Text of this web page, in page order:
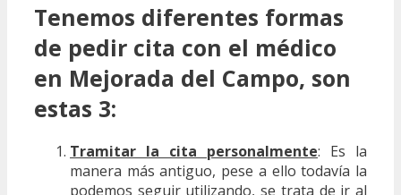
Tenemos diferentes formas
de pedir cita con el médico
en Mejorada del Campo, son
estas 3:
Tramitar la cita personalmente: Es la
manera más antiguo, pese a ello todavía la
podemos seguir utilizando, se trata de ir al